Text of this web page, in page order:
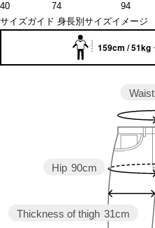
40
74 94
サイズガイド 身長別サイズイメージ
159cm / 51kg
Thickness of thigh 31cm
Hip 90cm
Waist